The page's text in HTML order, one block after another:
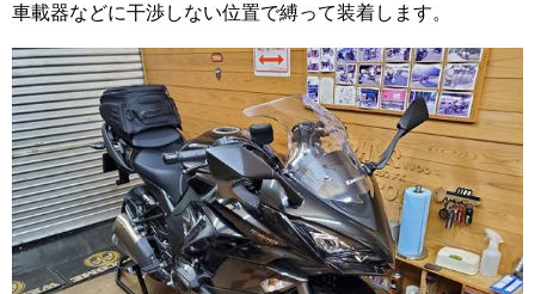
車載器などに干渉しない位置で縛って装着します。